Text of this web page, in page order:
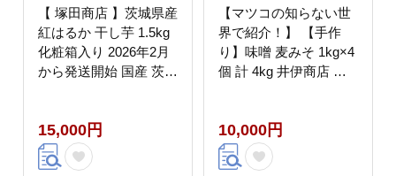
【 塚田商店 】茨城県産
紅はるか 干し芋 1.5kg
化粧箱入り 2026年2月
から発送開始 国産 茨城
いも イモ 工場直送 マ
ツコの知らない世界
[EE003sa]
15,000円
【マツコの知らない世
界で紹介！】 【手作
り】味噌 麦みそ 1kg×4
個 計 4kg 井伊商店 調
10,000円